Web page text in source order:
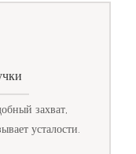
захват,
усталости.